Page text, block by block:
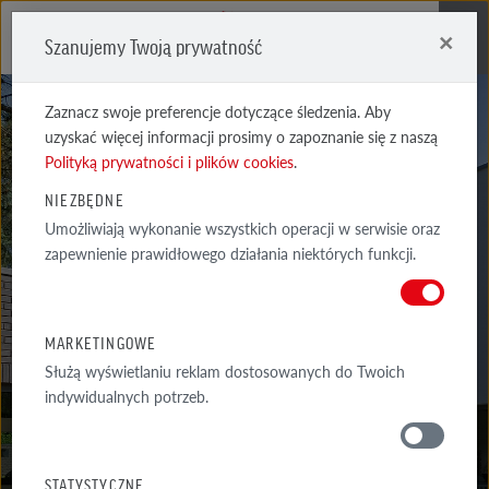
DYKBRAND
Szanujemy Twoją prywatność ×
Zaznacz swoje preferencje dotyczące śledzenia. Aby
uzyskać więcej informacji prosimy o zapoznanie się z naszą
Polityką prywatności i plików cookies.
NIEZBĘDNE
Umożliwiają wykonanie wszystkich operacji w serwisie oraz
zapewnienie prawidłowego działania niektórych funkcji.
MARKETINGOWE
Służą wyświetlaniu reklam dostosowanych do Twoich
indywidualnych potrzeb.
STATYSTYCZNE